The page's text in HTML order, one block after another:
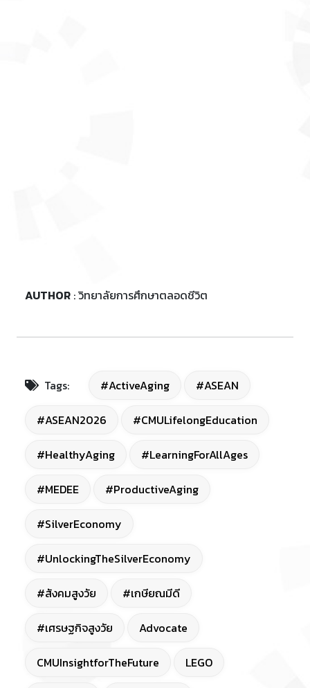
AUTHOR : วิทยาลัยการศึกษาตลอดชีวิต
Tags: #ActiveAging #ASEAN
#ASEAN2026 #CMULifelongEducation
#HealthyAging #LearningForAllAges
#MEDEE #ProductiveAging
#SilverEconomy
#UnlockingTheSilverEconomy
#สังคมสูงวัย #เกษียณมีดี
#เศรษฐกิจสูงวัย Advocate
CMUInsightforTheFuture LEGO